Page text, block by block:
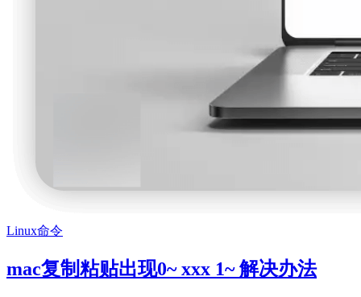
Linux命令
mac复制粘贴出现0~ xxx 1~ 解决办法